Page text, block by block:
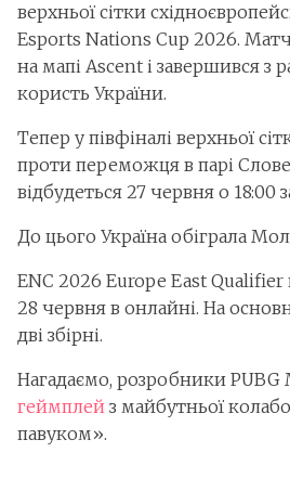
верхньої сітки
Esports Nations Cup 2026.
на мапі Ascent і завершився з
користь України.
Тепер у півфіналі верхньої
проти переможця в парі
відбудеться 27 червня о 18:00
До цього Україна обіграла
ENC 2026 Europe East Qualifier
28 червня в онлайні. На
дві збірні.
Нагадаємо, розробники PUBG
геймплей з майбутньої
павуком».